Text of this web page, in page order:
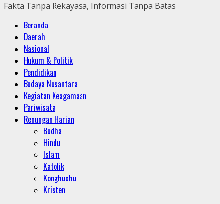
Fakta Tanpa Rekayasa, Informasi Tanpa Batas
Primary
Menu
Beranda
Daerah
Nasional
Hukum & Politik
Pendidikan
Budaya Nusantara
Kegiatan Keagamaan
Pariwisata
Renungan Harian
Budha
Hindu
Islam
Katolik
Konghuchu
Kristen